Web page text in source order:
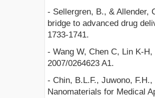
- Sellergren, B., & Allender,
bridge to advanced drug
1733-1741.
- Wang W, Chen C, Lin K-
2007/0264623 A1.
- Chin, B.L.F., Juwono,
Nanomaterials for Medical